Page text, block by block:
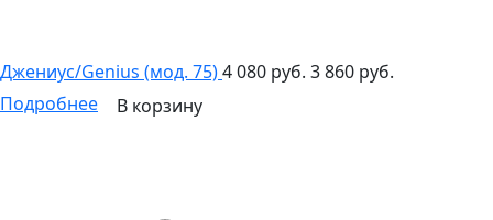
Джениус/Genius (мод. 75)4 080 руб. 3 860 руб.
Подробнее
В корзину